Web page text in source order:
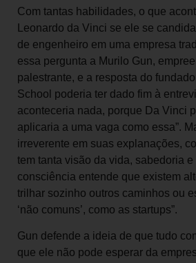
Com tantas habilidades, o que
Leonardo da Vinci se ele se
de engenheiro em uma empresa
essa pergunta a Murilo Gun,
palestrante, e a resposta do
School poderia ter dado fim à
aconteceria nada, porque Da Vinci
aplicaria a uma vaga como essa”.
irreverente em suas explanações,
tem tanta visão da vida, sabedoria
consciência entende que existem
trilhar sozinho outros caminhos ou
‘não comuns’, como as startups”.
Gun defende a ideia de que tudo
que ele não pode esperar da